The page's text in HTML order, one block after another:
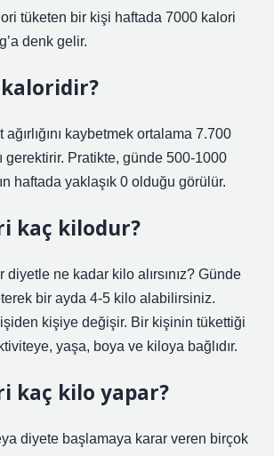
tüketen bir kişi haftada 7000 kalori
denk gelir.
kaybetmek ortalama 7.700
gerektirir. Pratikte, günde 500-1000
haftada yaklaşık 0 olduğu görülür.
kaç kilodur?
ne kadar kilo alırsınız? Günde
bir ayda 4-5 kilo alabilirsiniz.
kişiye değişir. Bir kişinin tükettiği
yaşa, boya ve kiloya bağlıdır.
kaç kilo yapar?
diyete başlamaya karar veren birçok